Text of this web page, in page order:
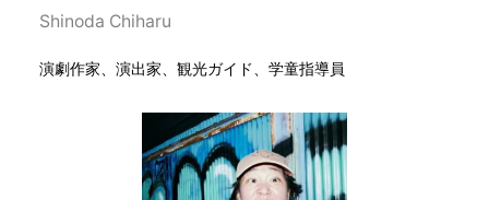
Shinoda Chiharu
演劇作家、演出家、観光ガイド、学童指導員